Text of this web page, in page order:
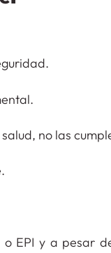
no las
EPI y a pesar